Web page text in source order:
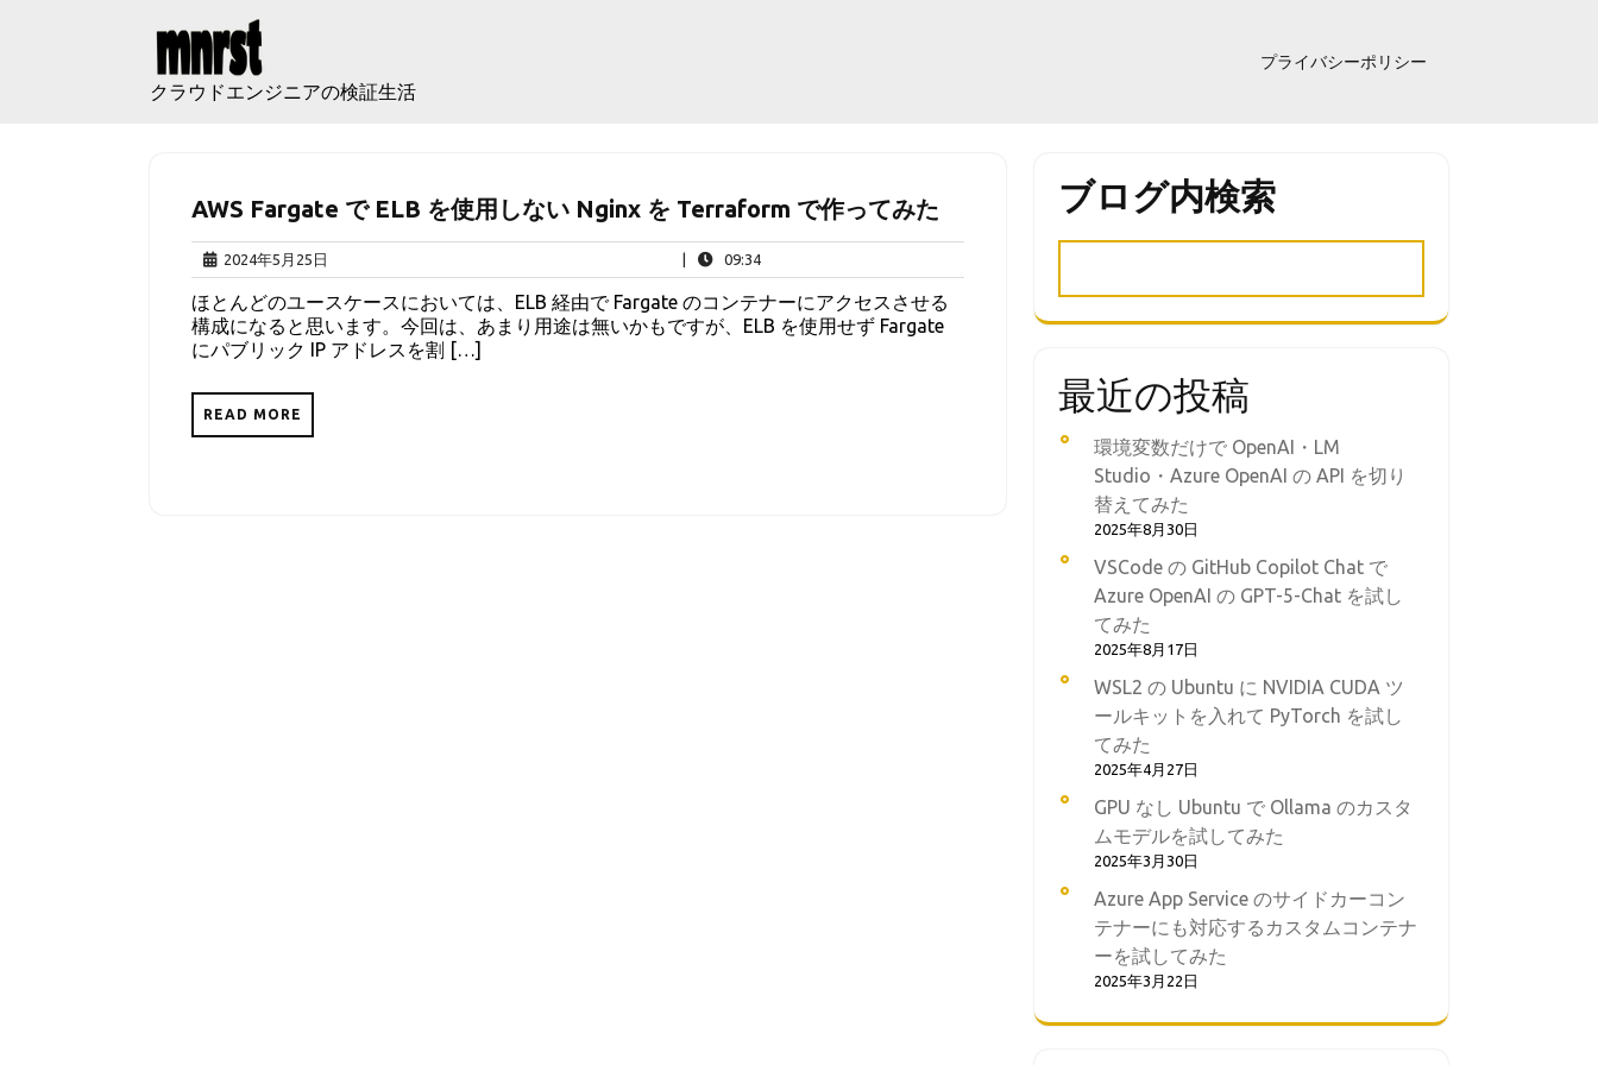
クラウドエンジニアの検証生活
プライバシーポリシー
AWS Fargate で ELB を使用しない Nginx を Terraform で作ってみた
2024年5月25日
年
5
月
25
09:3409:34
ほとんどのユースケースにおいては、ELB 経由で Fargate のコンテナーにアクセスさせる
構成になると思います。今回は、あまり用途は無いかもですが、ELB を使用せず Fargate
にパブリック IP アドレスを割 […]
READ MORE
ブログ内検索
最近の投稿
環境変数だけで OpenAI・LM
Studio・Azure OpenAI の API を切り
替えてみた
2025年8月30日
VSCode の GitHub Copilot Chat で
Azure OpenAI の GPT-5-Chat を試し
てみた
2025年8月17日
WSL2 の Ubuntu に NVIDIA CUDA ツ
ールキットを入れて PyTorch を試し
てみた
2025年4月27日
GPU なし Ubuntu で Ollama のカスタ
ムモデルを試してみた
2025年3月30日
Azure App Service のサイドカーコン
テナーにも対応するカスタムコンテナ
ーを試してみた
2025年3月22日